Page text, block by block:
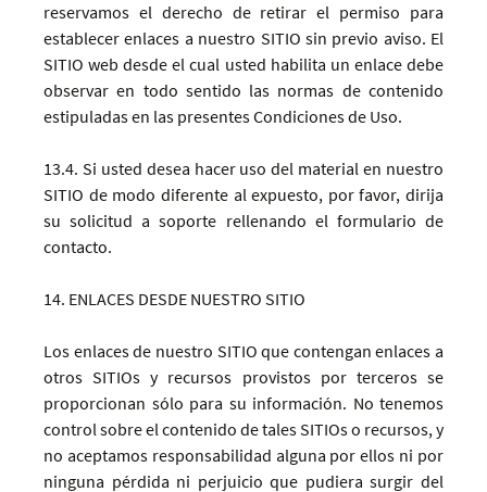
reservamos el derecho de retirar el permiso para
establecer enlaces a nuestro SITIO sin previo aviso. El
SITIO web desde el cual usted habilita un enlace debe
observar en todo sentido las normas de contenido
estipuladas en las presentes Condiciones de Uso.
13.4. Si usted desea hacer uso del material en nuestro
SITIO de modo diferente al expuesto, por favor, dirija
su solicitud a soporte rellenando el formulario de
contacto.
14. ENLACES DESDE NUESTRO SITIO
Los enlaces de nuestro SITIO que contengan enlaces a
otros SITIOs y recursos provistos por terceros se
proporcionan sólo para su información. No tenemos
control sobre el contenido de tales SITIOs o recursos, y
no aceptamos responsabilidad alguna por ellos ni por
ninguna pérdida ni perjuicio que pudiera surgir del